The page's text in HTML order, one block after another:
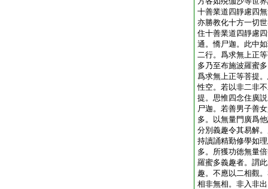
十善業道四靜慮四
亦勝教化十方一切
住十善業道四靜慮
通。憍尸迦。此中
二行。爲求無上正
多乃至布施波羅蜜
爲求無上正等菩提
性空。若以非二非
提。思惟四念住廣
尸迦。若善男子善
多。以無量門廣爲
分別義趣令其易解
持讀誦精勤修學如
多。所獲功徳無量
羅蜜多義趣者。謂
趣。不應以二相觀
相非無相。非入非